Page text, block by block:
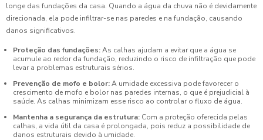
longe das fundações da casa. Quando a água da chuva não é devidamente
direcionada, ela pode infiltrar-se nas paredes e na fundação, causando
danos significativos.
Proteção das fundações:As calhas ajudam a evitar que a água se
acumule ao redor da fundação, reduzindo o risco de infiltração que pode
levar a problemas estruturais sérios.
Prevenção de mofo e bolor:A umidade excessiva pode favorecer o
crescimento de mofo e bolor nas paredes internas, o que é prejudicial à
saúde. As calhas minimizam esse risco ao controlar o fluxo de água.
Mantenha a segurança da estrutura: Com a proteção oferecida pelas
calhas, a vida útil da casa é prolongada, pois reduz a possibilidade de
danos estruturais devido à umidade.